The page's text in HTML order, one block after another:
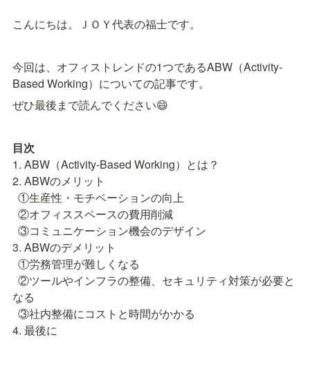
こんにちは。ＪＯＹ代表の福士です。
今回は、オフィストレンドの1つであるABW（Activity-
Based Working）についての記事です。
ぜひ最後まで読んでください😄
目次
1. ABW（Activity-Based Working）とは？
2. ABWのメリット
3. ABWのデメリット
なる
4. 最後に